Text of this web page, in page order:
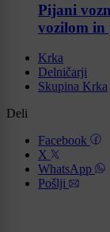
Pijani
vozilom in
Krka
Delničarji
Skupina Krka
Deli
Facebook
X
WhatsApp
Pošlji